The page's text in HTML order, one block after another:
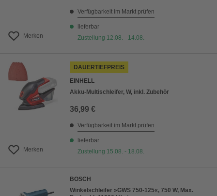
Merken
Verfügbarkeit im Markt prüfen
lieferbar
Zustellung 12.08. - 14.08.
Merken
DAUERTIEFPREIS
EINHELL
Akku-Multischleifer, W, inkl. Zubehör
36,99 €
Verfügbarkeit im Markt prüfen
lieferbar
Zustellung 15.08. - 18.08.
BOSCH
Winkelschleifer »GWS 750-125«, 750 W, Max.